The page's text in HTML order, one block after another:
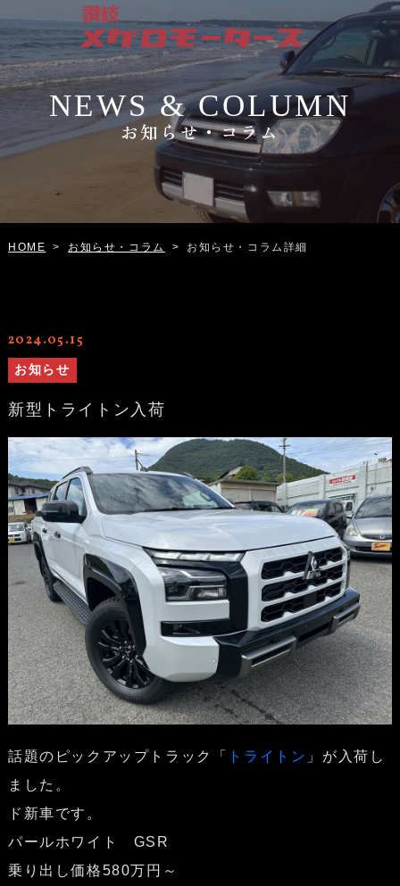
NEWS & COLUMN
お知らせ・コラム
HOME > お知らせ・コラム > お知らせ・コラム詳細
2024.05.15
お知らせ
新型トライトン入荷
話題のピックアップトラック「 トライトン 」が入荷し
ました。
ド新車です。
パールホワイト GSR
乗り出し価格580万円～